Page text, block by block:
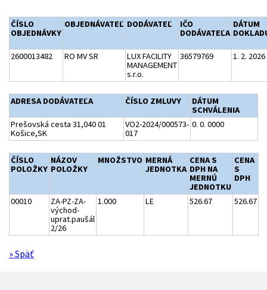
ČÍSLO
OBJEDNÁVKY
OBJEDNÁVATEĽ DODÁVATEĽ
IČO
DODÁVATEĽA
DÁTUM
2600013482 RO MV SR
LUX FACILITY
MANAGEMENT
s.r.o.
36579769 1. 2. 2026
ADRESA DODÁVATEĽA ČÍSLO ZMLUVY
DÁTUM
SCHVÁLENIA
Prešovská cesta 31,040 01
Košice,SK
VO2-2024/000573-
017
0. 0. 0000
ČÍSLO
POLOŽKY
NÁZOV
POLOŽKY
MNOŽSTVO MERNÁ
JEDNOTKA
CENA S
DPH NA
MERNÚ
JEDNOTKU
CENA
S
DPH
00010
ZA-PZ-ZA-
východ-
uprat.paušál
2/26
1.000 LE 526.67 526.67
» Späť